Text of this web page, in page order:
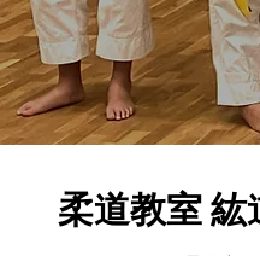
柔道教室